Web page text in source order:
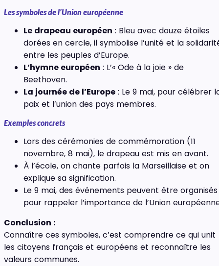
Les symboles de l’Union européenne
Le drapeau européen : Bleu avec douze étoiles
dorées en cercle, il symbolise l’unité et la
entre les peuples d’Europe.
L’hymne européen : L’« Ode à la joie » de
Beethoven.
La journée de l’Europe : Le 9 mai, pour célébrer
paix et l’union des pays membres.
Exemples concrets
Lors des cérémonies de commémoration (11
novembre, 8 mai), le drapeau est mis en avant.
À l’école, on chante parfois la Marseillaise et on
explique sa signification.
Le 9 mai, des événements peuvent être organisés
pour rappeler l’importance de l’Union
Conclusion :
Connaître ces symboles, c’est comprendre ce qui unit
les citoyens français et européens et reconnaître les
valeurs communes.